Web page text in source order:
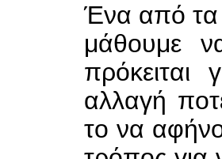
Ένα από τα
μάθουμε
πρόκειται
αλλαγή
το να